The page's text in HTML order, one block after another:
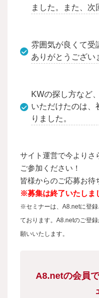
ました。また、次
雰囲気が良くて受
ありがとうござい
KWの探し方など
いただけたのは、
りました。
サイト運営で今よりさ
ご参加ください！
皆様からのご応募お待
※募集は終了いたしま
※セミナーは、A8.netに登
ております。A8.netのご登録
願いいたします。
A8.netの会員